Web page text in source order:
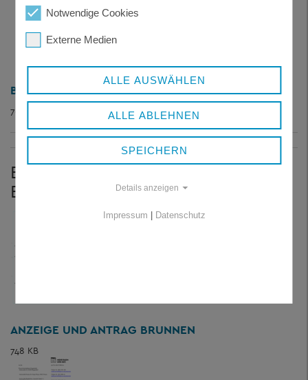
BOHRBEGINNSANZEIGE
76 KB
BRUNNENBOHRUNG,
BEWÄSSERUNG
ANZEIGE UND ANTRAG BRUNNEN
748 KB
Notwendige Cookies
Externe Medien
ALLE AUSWÄHLEN
ALLE ABLEHNEN
SPEICHERN
Details anzeigen
Impressum | Datenschutz